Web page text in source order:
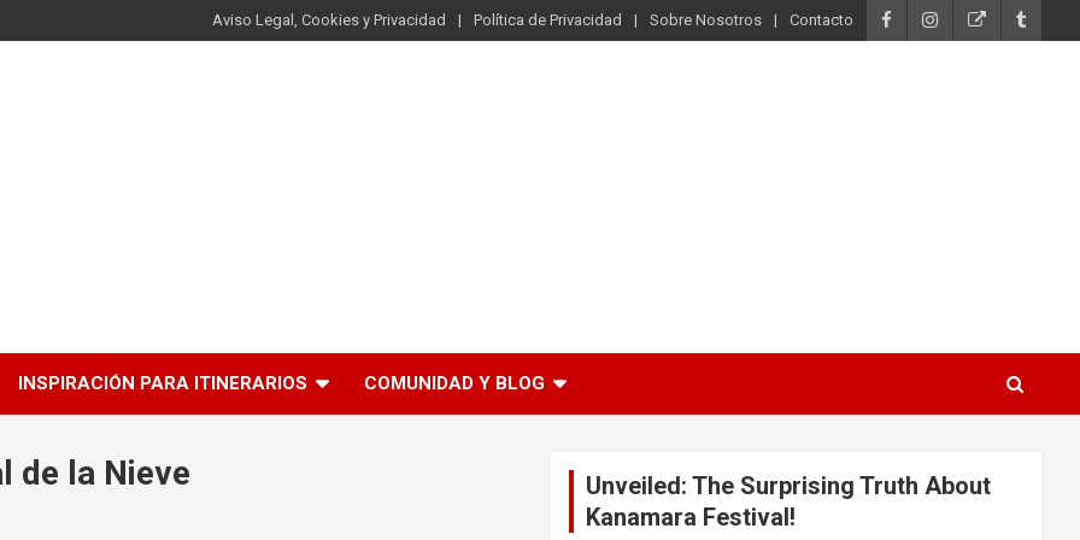
Aviso Legal, Cookies y Privacidad Política de Privacidad Sobre Nosotros Contacto
INSPIRACIÓN PARA ITINERARIOS COMUNIDAD Y BLOG
de la Nieve
Unveiled: The Surprising Truth About
Kanamara Festival!